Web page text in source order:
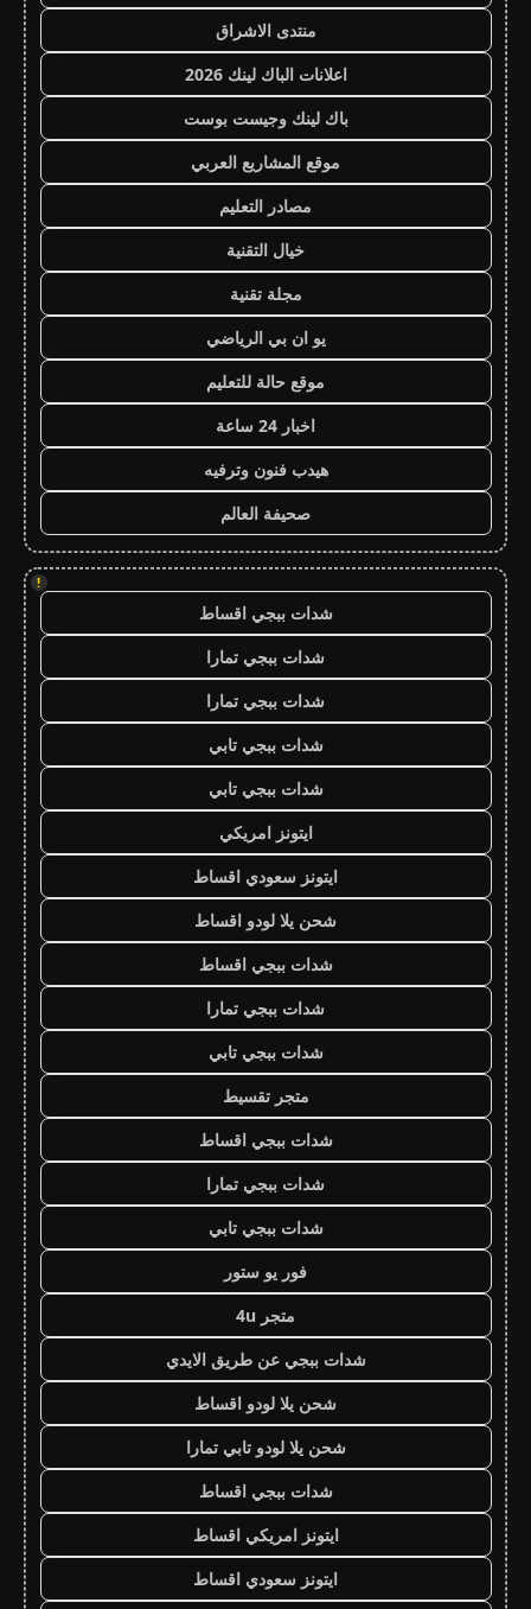
منتدى الاشراق
اعلانات الباك لينك 2026
باك لينك وجيست بوست
موقع المشاريع العربي
مصادر التعليم
خيال التقنية
مجلة تقنية
يو ان بي الرياضي
موقع حالة للتعليم
اخبار 24 ساعة
هيدب فنون وترفيه
صحيفة العالم
!
شدات ببجي اقساط
شدات ببجي تمارا
شدات ببجي تمارا
شدات ببجي تابي
شدات ببجي تابي
ايتونز امريكي
ايتونز سعودي اقساط
شحن يلا لودو اقساط
شدات ببجي اقساط
شدات ببجي تمارا
شدات ببجي تابي
متجر تقسيط
شدات ببجي اقساط
شدات ببجي تمارا
شدات ببجي تابي
فور يو ستور
متجر 4u
شدات ببجي عن طريق الايدي
شحن يلا لودو اقساط
شحن يلا لودو تابي تمارا
شدات ببجي اقساط
ايتونز امريكي اقساط
ايتونز سعودي اقساط